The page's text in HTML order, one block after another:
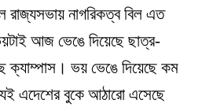
রাজ্যসভায় নাগরিকত্ব বিল এত
আজ ভেঙে দিয়েছে ছাত্র-
ক্যাম্পাস। ভয় ভেঙে দিয়েছে কম
এদেশের বুকে আঠারো এসেছে